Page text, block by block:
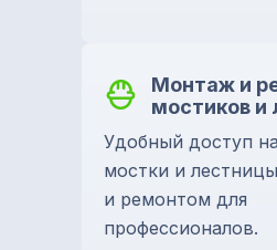
Монтаж и
мостиков и
Удобный доступ
мостки и
и ремонтом для
профессионалов.